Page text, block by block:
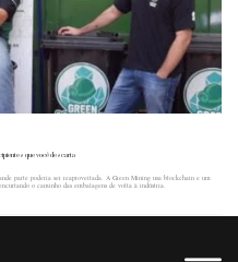
que você descarta
parte poderia ser reaproveitada. A Green Mining usa blockchain e um
o caminho das embalagens de volta à indústria.